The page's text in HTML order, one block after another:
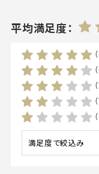
平均満足度：